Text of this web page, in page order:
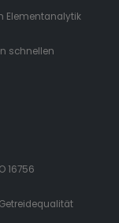
Elementanalytik
schnellen
16756